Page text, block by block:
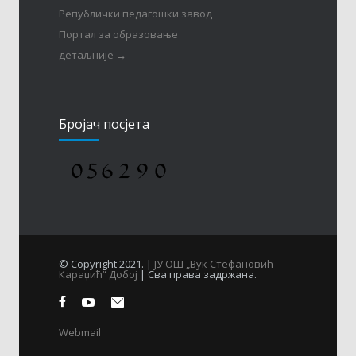
Републички педагошки завод
Портал за образовање
детаљније →
Бројач посјета
© Copyright 2021. | ЈУ ОШ „Вук Стефановић
Караџић“ Добој | Сва права задржана.
Webmail